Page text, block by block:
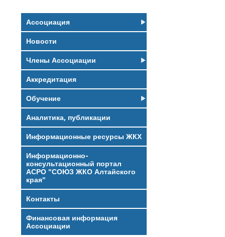
Ассоциация
Новости
Члены Ассоциации
Аккредитация
Обучение
Аналитика, публикации
Информационные ресурсы ЖКХ
Информационно-
консультационный портал
АСРО "СОЮЗ ЖКО Алтайского
края"
Контакты
Финансовая информация
Ассоциации